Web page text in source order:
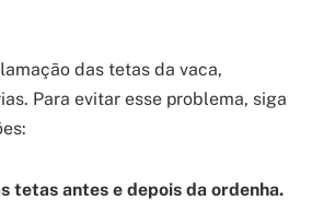
das tetas da vaca,
Para evitar esse problema, siga
tetas antes e depois da ordenha.